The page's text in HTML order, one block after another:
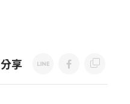
分享